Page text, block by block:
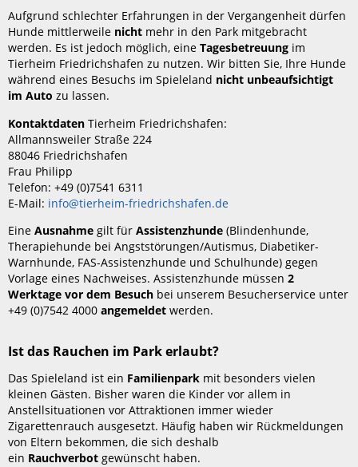
Aufgrund schlechter Erfahrungen in der Vergangenheit dürfen
Hunde mittlerweile nicht mehr in den Park mitgebracht
werden. Es ist jedoch möglich, eineTagesbetreuung im
Tierheim Friedrichshafen zu nutzen. Wir bitten Sie, Ihre Hunde
während eines Besuchs im Spieleland nicht unbeaufsichtigt
im Autozu lassen.
Kontaktdaten Tierheim Friedrichshafen:
Allmannsweiler Straße 224
88046 Friedrichshafen
Frau Philipp
Telefon: +49 (0)7541 6311
E-Mail: info@tierheim-friedrichshafen.de
EineAusnahmegilt fürAssistenzhunde (Blindenhunde,
Therapiehunde bei Angststörungen/Autismus, Diabetiker-
Warnhunde, FAS-Assistenzhunde und Schulhunde) gegen
Vorlage eines Nachweises. Assistenzhunde müssen2
Werktage vor dem Besuch bei unserem Besucherservice unter
+49 (0)7542 4000angemeldetwerden.
Ist das Rauchen im Park erlaubt?
Das Spieleland ist ein Familienpark mit besonders vielen
kleinen Gästen. Bisher waren die Kinder vor allem in
Anstellsituationen vor Attraktionen immer wieder
Zigarettenrauch ausgesetzt. Häufig haben wir Rückmeldungen
von Eltern bekommen, die sich deshalb
ein Rauchverbotgewünscht haben.